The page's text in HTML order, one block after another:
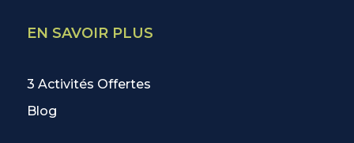
EN SAVOIR PLUS
3 Activités Offertes
Blog